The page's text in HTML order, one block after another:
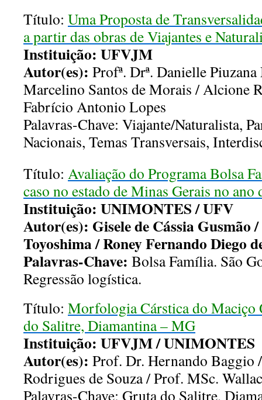
Título: Uma Proposta de
a partir das obras de Viajantes e
Instituição: UFVJM
Autor(es): Profª. Drª. Danielle
Marcelino Santos de Morais / Alcione
Fabrício Antonio Lopes
Palavras-Chave: Viajante/Naturalista,
Nacionais, Temas Transversais,
Título: Avaliação do Programa Bolsa
caso no estado de Minas Gerais no ano
Instituição: UNIMONTES / UFV
Autor(es): Gisele de Cássia Gusmão
Toyoshima / Roney Fernando Diego
Palavras-Chave: Bolsa Família. São
Regressão logística.
Título: Morfologia Cárstica do Maciço
do Salitre, Diamantina – MG
Instituição: UFVJM / UNIMONTES
Autor(es): Prof. Dr. Hernando Baggio
Rodrigues de Souza / Prof. MSc.
Palavras-Chave: Gruta do Salitre,